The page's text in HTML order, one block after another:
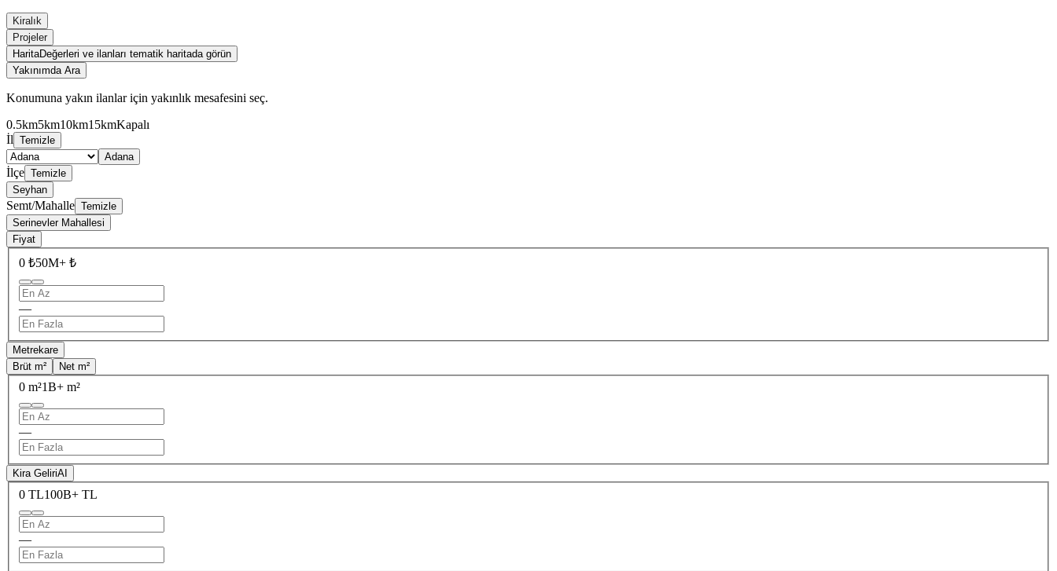
Kiralık
Projeler
HaritaDeğerleri ve ilanları tematik haritada görün
Yakınımda Ara
Konumuna yakın ilanlar için yakınlık mesafesini seç.
0.5km5km10km15kmKapalı
İl Temizle
Adana
İlçe Temizle
Seyhan
Semt/Mahalle Temizle
Serinevler Mahallesi
Fiyat
0 ₺50M+ ₺
—
Metrekare
Brüt m²
Net m²
0 m²1B+ m²
—
Kira GeliriAI
0 TL100B+ TL
—